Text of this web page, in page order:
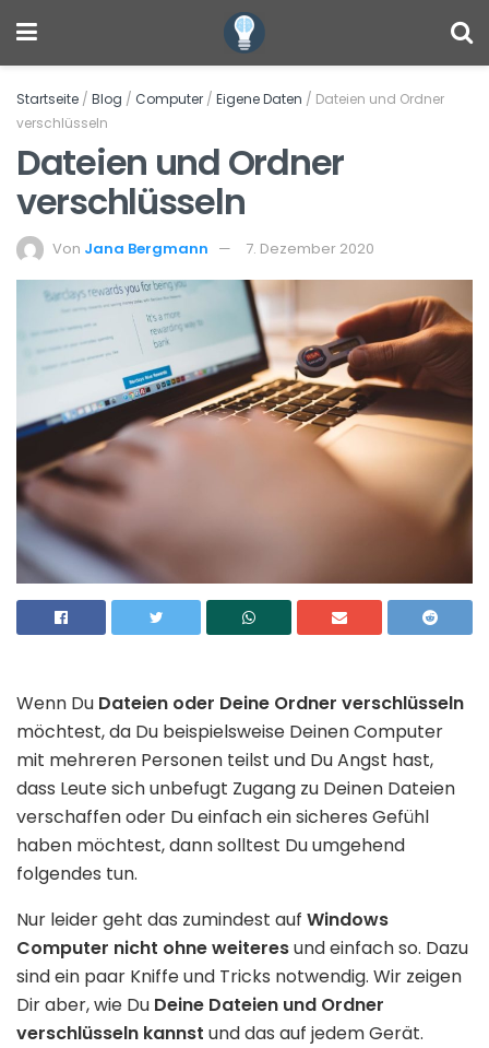
Startseite / Blog / Computer / Eigene Daten / Dateien und Ordner
verschlüsseln
Dateien und Ordner
verschlüsseln
Von Jana Bergmann 7. Dezember 2020
Wenn Du Dateien oder Deine Ordner verschlüsseln
möchtest, da Du beispielsweise Deinen Computer
mit mehreren Personen teilst und Du Angst hast,
dass Leute sich unbefugt Zugang zu Deinen Dateien
verschaffen oder Du einfach ein sicheres Gefühl
haben möchtest, dann solltest Du umgehend
folgendes tun.
Nur leider geht das zumindest auf Windows
Computer nicht ohne weiteresund einfach so. Dazu
sind ein paar Kniffe und Tricks notwendig. Wir zeigen
Dir aber, wie Du Deine Dateien und Ordner
verschlüsseln kannst und das auf jedem Gerät.